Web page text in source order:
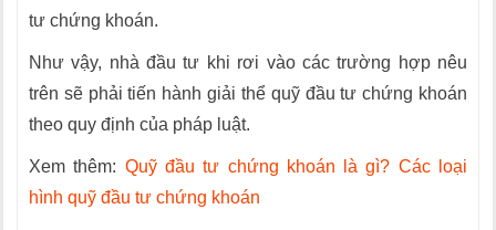
tư chứng khoán.
Như vậy, nhà đầu tư khi rơi vào các trường hợp nêu
trên sẽ phải tiến hành giải thể quỹ đầu tư chứng khoán
theo quy định của pháp luật.
Xem thêm: Quỹ đầu tư chứng khoán là gì? Các loại
hình quỹ đầu tư chứng khoán